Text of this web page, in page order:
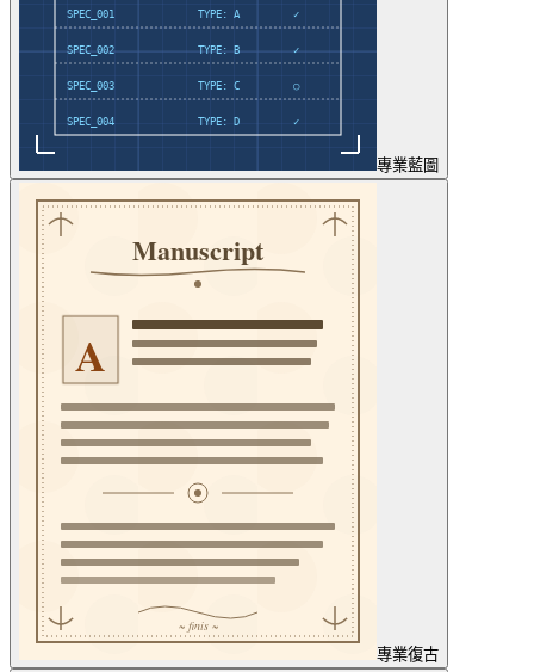
專業藍圖
專業復古